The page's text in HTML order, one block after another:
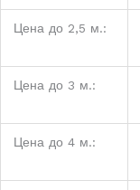
Цена до 2,5 м.:
Цена до 3 м.:
Цена до 4 м.: